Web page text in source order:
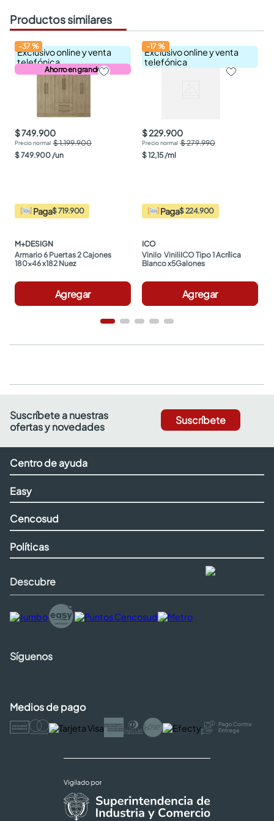
Productos similares
Exclusivo online y venta
telefónica
Ahorro en grande
-37%
$ 749.900
$ 1.199.900
$749.900/un
Paga$ 719.900
M+DESIGN
Armario 6 Puertas 2 Cajones
180x46 x182 Nuez
Agregar
Exclusivo online y venta
telefónica
-17%
$ 229.900
$ 279.990
$12,15/ml
Paga$ 224.900
ICO
Vinilo  ViniliICO Tipo 1 Acrílica
Blanco x5Galones
Agregar
Suscríbete a nuestras
ofertas y novedades
Suscríbete
Centro de ayuda
Easy
Cencosud
Políticas
Descubre
Síguenos
Medios de pago